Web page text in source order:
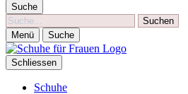
Suche
Suche
Menü Suche
Schliessen
Schuhe